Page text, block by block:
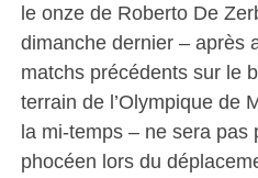
le onze de Roberto De
dimanche dernier – après
matchs précédents sur le
terrain de l’Olympique de
la mi-temps – ne sera pas
phocéen lors du